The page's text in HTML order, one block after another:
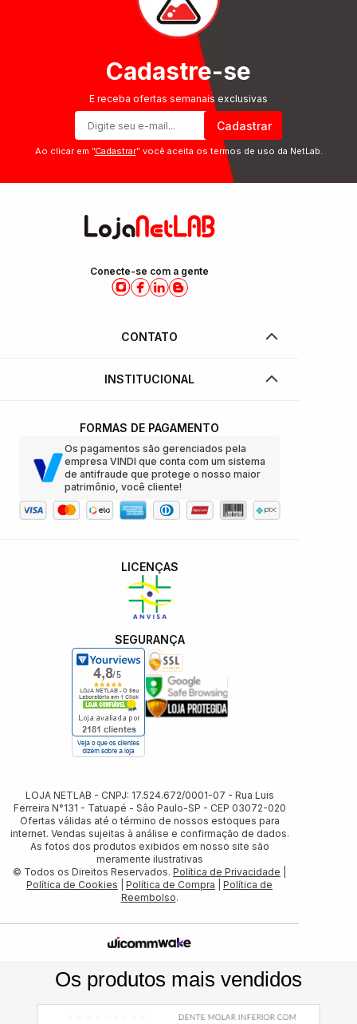
Cadastre-se
E receba ofertas semanais exclusivas
Cadastrar
Ao clicar em ”Cadastrar” você aceita os termos de uso da NetLab.
Conecte-se com a gente
CONTATO
INSTITUCIONAL
FORMAS DE PAGAMENTO
Os pagamentos são gerenciados pela
empresa VINDI que conta com um sistema
de antifraude que protege o nosso maior
patrimônio, você cliente!
SEGURANÇA
LICENÇAS
LOJA NETLAB - CNPJ: 17.524.672/0001-07 - Rua Luis
Ferreira N°131 - Tatuapé - Sâo Paulo-SP - CEP 03072-020
Ofertas válidas até o término de nossos estoques para
internet. Vendas sujeitas à análise e confirmação de dados.
As fotos dos produtos exibidos em nosso site são
meramente ilustrativas
© Todos os Direitos Reservados. Política de Privacidade
Política de Cookies
Política de Compra
Política de
Reembolso.